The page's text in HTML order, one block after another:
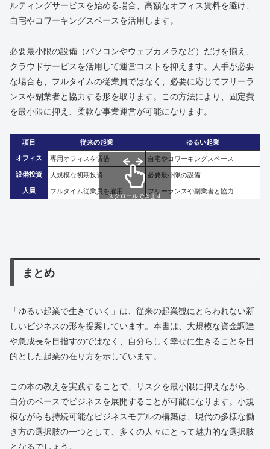
ルティングサービスを始める場合、高額なオフィス賃料を避け、
自宅やコワーキングスペースを活用します。
必要最小限の設備（パソコンやウェブカメラなど）だけを揃え、
クラウドサービスを活用して運営コストを抑えます。人手が必要
な場合も、フルタイムの従業員ではなく、必要に応じてフリーラ
ンスや副業者と協力する形を取ります。この方法により、固定費
を最小限に抑え、柔軟な事業運営が可能になります。
項目 従来の起業 ゆるい起業
オフィス 専用オフィスを賃借 自宅やコワーキングスペース
設備投資 大規模な初期投資 必要最小限の設備
人員 フルタイム従業員を雇用 フリーランスや副業者と協力
スクロールできます
まとめ
「ゆるい起業で生きていく」は、従来の起業観にとらわれない新
しいビジネスの形を提案しています。本書は、大規模な資金調達
や急成長を目指すのではなく、自分らしく幸せに生きることを目
的とした起業の在り方を示しています。
この本の教えを実践することで、リスクを最小限に抑えながら、
自分のペースでビジネスを展開することが可能になります。小規
模ながらも持続可能なビジネスモデルの構築は、現代の多様な働
き方の選択肢の一つとして、多くの人々にとって魅力的な選択肢
となるでしょう。